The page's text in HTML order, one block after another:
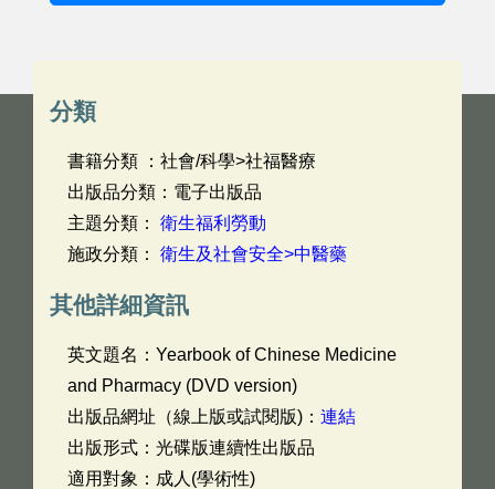
分類
書籍分類 ：社會/科學>社福醫療
出版品分類：電子出版品
主題分類： 衛生福利勞動
施政分類： 衛生及社會安全>中醫藥
其他詳細資訊
英文題名： Yearbook of Chinese Medicine
and Pharmacy (DVD version)
出版品網址（線上版或試閱版)： 連結
出版形式：光碟版連續性出版品
適用對象：成人(學術性)